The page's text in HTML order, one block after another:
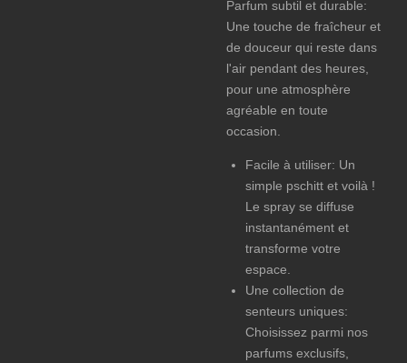
Parfum subtil et durable:
Une touche de fraîcheur et
de douceur qui reste dans
l'air pendant des heures,
pour une atmosphère
agréable en toute
occasion.
Facile à utiliser: Un
simple pschitt et voilà !
Le spray se diffuse
instantanément et
transforme votre
espace.
Une collection de
senteurs uniques:
Choisissez parmi nos
parfums exclusifs,